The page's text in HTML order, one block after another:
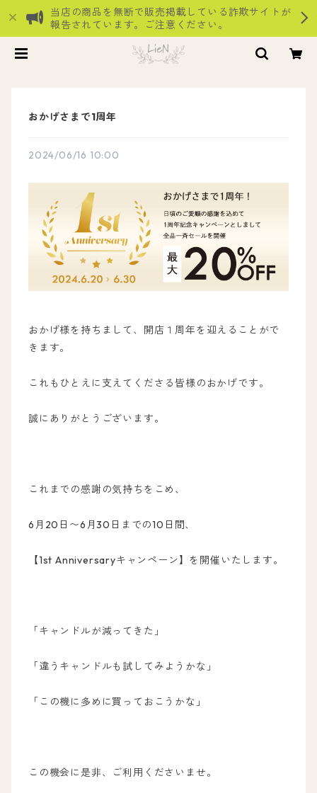
当店の商品を無断で販売掲載している詐欺サイトが
報告されています。ご注意ください。
おかげさまで1周年
2024/06/16 10:00
おかげ様を持ちまして、開店１周年を迎えることがで
きます。
これもひとえに支えてくださる皆様のおかげです。
誠にありがとうございます。
これまでの感謝の気持ちをこめ、
6月20日〜6月30日までの10日間、
【1st Anniversaryキャンペーン】を開催いたします。
「キャンドルが減ってきた」
「違うキャンドルも試してみようかな」
「この機に多めに買っておこうかな」
この機会に是非、ご利用くださいませ。